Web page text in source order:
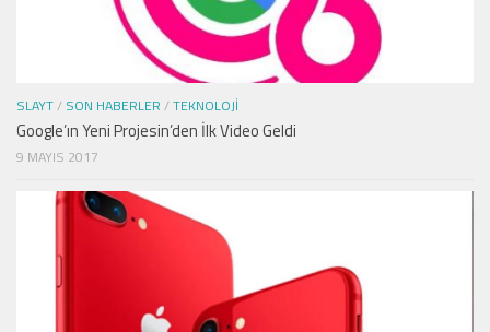
SLAYT/ SON HABERLER /TEKNOLOJI
Google’ın Yeni Projesin’den İlk Video Geldi
9 MAYIS 2017